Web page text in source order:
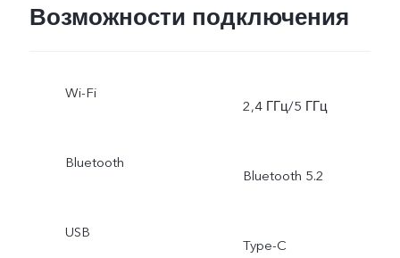
Beauty, видео Dual-View,
дополненной реальности.
Возможности подключения
Wi-Fi
2,4 ГГц/5 ГГц
Bluetooth
Bluetooth 5.2
USB
Type-C